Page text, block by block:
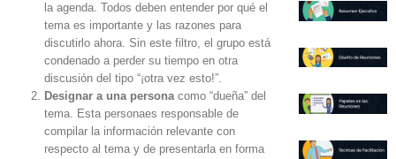
la agenda. Todos deben entender por qué el
tema es importante y las razones para
discutirlo ahora. Sin este filtro, el grupo está
condenado a perder su tiempo en otra
discusión del tipo “¡otra vez esto!”.
Designar a una persona como “dueña” del
tema. Esta personaes responsable de
compilar la información relevante con
respecto al tema y de presentarla en forma